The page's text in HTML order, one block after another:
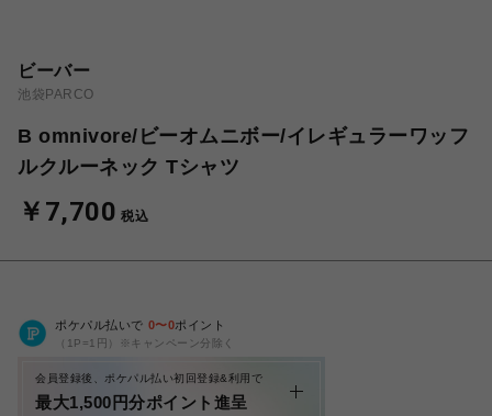
ビーバー
池袋PARCO
B omnivore/ビーオムニボー/イレギュラーワッフ
ルクルーネック Tシャツ
￥7,700 税込
ポケパル払いで 0〜0ポイント
（1P=1円）※キャンペーン分除く
会員登録後、ポケパル払い初回登録&利用で
最大1,500円分ポイント進呈